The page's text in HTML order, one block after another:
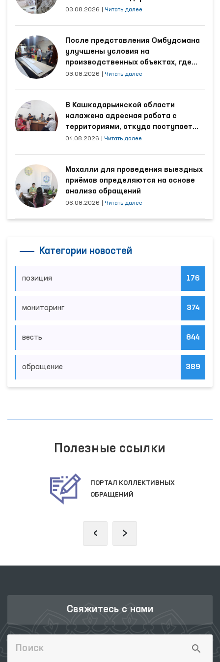
области
03.08.2026 Читать далее
После представления Омбудсмана
улучшены условия на
производственных объектах, где
трудятся осуждённые
03.08.2026 Читать далее
В Кашкадарьинской области
налажена адресная работа с
территориями, откуда поступает
наибольшее количество обращений
04.08.2026 Читать далее
Махалли для проведения выездных
приёмов определяются на основе
анализа обращений
06.08.2026 Читать далее
Категории новостей
позиция 176
мониторинг 374
весть 844
обращение 389
Полезные ссылки
‹ ›
Свяжитесь с нами